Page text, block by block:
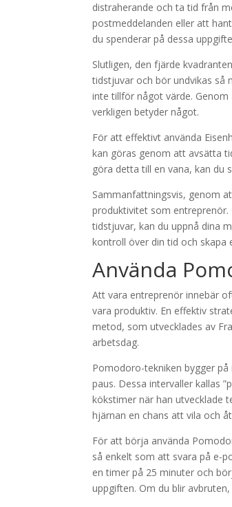
distraherande och ta tid från
postmeddelanden eller att
du spenderar på dessa
Slutligen, den fjärde
tidstjuvar och bör undvikas så
inte tillför något värde.
verkligen betyder något.
För att effektivt använda
kan göras genom att avsätta
göra detta till en vana, kan du
Sammanfattningsvis, genom
produktivitet som
tidstjuvar, kan du uppnå dina
kontroll över din tid och skapa
Använda
Att vara entreprenör innebär
vara produktiv. En effektiv
metod, som utvecklades av
arbetsdag.
Pomodoro-tekniken bygger
paus. Dessa intervaller kallas
kökstimer när han utvecklade
hjärnan en chans att vila och
För att börja använda
så enkelt som att svara på e-
en timer på 25 minuter och
uppgiften. Om du blir